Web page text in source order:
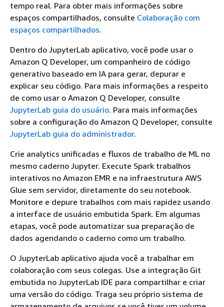
tempo real. Para obter mais informações sobre
espaços compartilhados, consulte Colaboração com
espaços compartilhados.
Dentro do JupyterLab aplicativo, você pode usar o
Amazon Q Developer, um companheiro de código
generativo baseado em IA para gerar, depurar e
explicar seu código. Para mais informações a respeito
de como usar o Amazon Q Developer, consulte
JupyterLab guia do usuário. Para mais informações
sobre a configuração do Amazon Q Developer, consulte
JupyterLab guia do administrador.
Crie analytics unificadas e fluxos de trabalho de ML no
mesmo caderno Jupyter. Execute Spark trabalhos
interativos no Amazon EMR e na infraestrutura AWS
Glue sem servidor, diretamente do seu notebook.
Monitore e depure trabalhos com mais rapidez usando
a interface de usuário embutida Spark. Em algumas
etapas, você pode automatizar sua preparação de
dados agendando o caderno como um trabalho.
O JupyterLab aplicativo ajuda você a trabalhar em
colaboração com seus colegas. Use a integração Git
embutida no JupyterLab IDE para compartilhar e criar
uma versão do código. Traga seu próprio sistema de